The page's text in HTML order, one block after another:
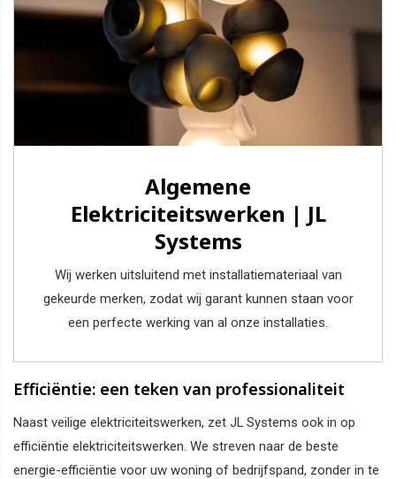
Algemene
Elektriciteitswerken | JL
Systems
Wij werken uitsluitend met installatiemateriaal van
gekeurde merken, zodat wij garant kunnen staan voor
een perfecte werking van al onze installaties.
Efficiëntie: een teken van professionaliteit
Naast veilige elektriciteitswerken, zet JL Systems ook in op
efficiëntie elektriciteitswerken. We streven naar de beste
energie-efficiëntie voor uw woning of bedrijfspand, zonder in te